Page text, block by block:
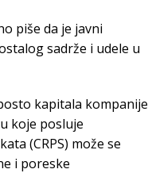
piše da je javni
sadrže i udele u
kapitala kompanije
koje posluje
(CRPS) može se
i poreske